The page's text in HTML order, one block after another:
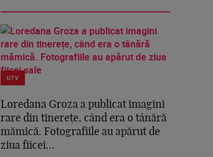
UTV
Loredana Groza a publicat imagini
rare din tinerețe, când era o tânără
mămică. Fotografiile au apărut de
ziua fiicei...